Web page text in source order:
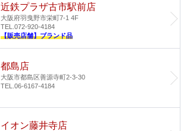
近鉄プラザ古市駅前店
大阪府羽曳野市栄町7-1 4F
TEL.072-920-4184
【販売店舗】ブランド品
都島店
大阪市都島区善源寺町2-3-30
TEL.06-6167-4184
イオン藤井寺店